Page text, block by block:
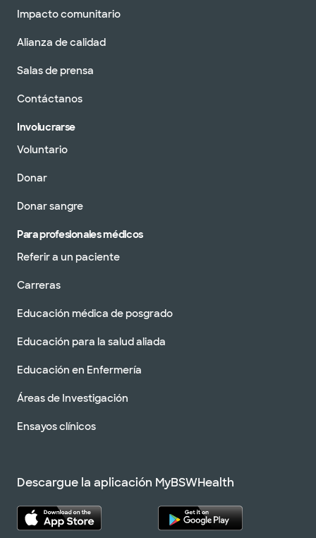
Impacto comunitario
Alianza de calidad
Salas de prensa
Contáctanos
Involucrarse
Voluntario
Donar
Donar sangre
Para profesionales médicos
Referir a un paciente
Carreras
Educación médica de posgrado
Educación para la salud aliada
Educación en Enfermería
Áreas de Investigación
Ensayos clínicos
Descargue la aplicación MyBSWHealth